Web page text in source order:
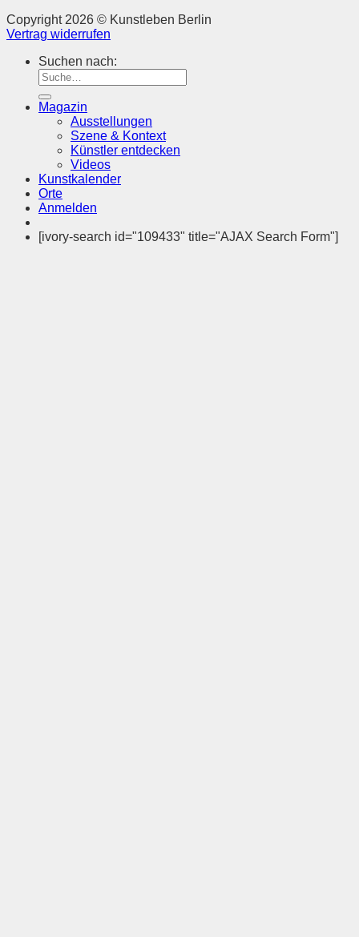
Copyright 2026 © Kunstleben Berlin
Vertrag widerrufen
Suchen nach:
Magazin
Ausstellungen
Szene & Kontext
Künstler entdecken
Videos
Kunstkalender
Orte
Anmelden
[ivory-search id="109433" title="AJAX Search Form"]